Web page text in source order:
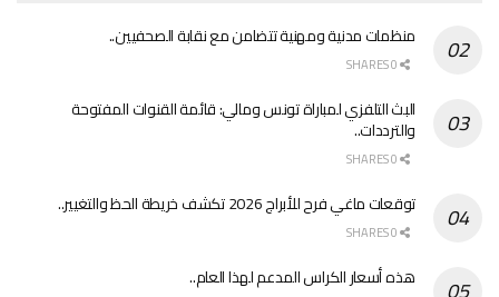
منظمات مدنية ومهنية تتضامن مع نقابة الصحفيين..
البث التلفزي لمباراة تونس ومالي: قائمة القنوات المفتوحة
والترددات..
توقعات ماغي فرح للأبراج 2026 تكشف خريطة الحظ والتغيير..
هذه أسعار الكراس المدعم لهذا العام..